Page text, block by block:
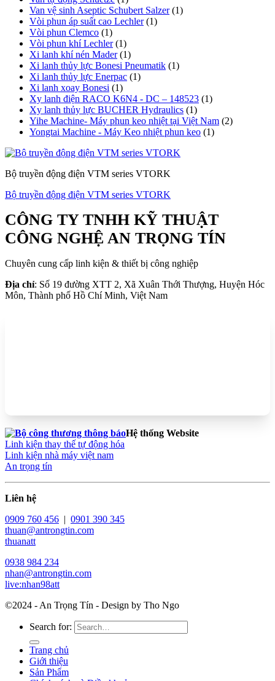
Van vệ sinh Aseptic Schubert Salzer (1)
Vòi phun áp suất cao Lechler (1)
Vòi phun Clemco (1)
Vòi phun khí Lechler (1)
Xi lanh khí nén Mader (1)
Xi lanh thủy lực Bonesi Pneumatik (1)
Xi lanh thủy lực Enerpac (1)
Xi lanh xoay Bonesi (1)
Xy lanh điện RACO K6N4 - DC – 148523 (1)
Xy lanh thủy lực BUCHER Hydraulics (1)
Yihe Machine- Máy phun keo nhiệt tại Việt Nam (2)
Yongtai Machine - Máy Keo nhiệt phun keo (1)
Bộ truyền động điện VTM series VTORK
Bộ truyền động điện VTM series VTORK
CÔNG TY TNHH KỸ THUẬT
CÔNG NGHỆ AN TRỌNG TÍN
Chuyên cung cấp linh kiện & thiết bị công nghiệp
Địa chỉ: Số 19 đường XTT 2, Xã Xuân Thới Thượng, Huyện Hóc
Môn, Thành phố Hồ Chí Minh, Việt Nam
Hệ thống Website
Linh kiện thay thế tự động hóa
Linh kiện nhà máy việt nam
An trọng tín
Liên hệ
0909 760 456 | 0901 390 345
thuan@antrongtin.com
thuanatt
0938 984 234
nhan@antrongtin.com
live:nhan98att
©2024 - An Trọng Tín - Design by Tho Ngo
Search for:
Trang chủ
Giới thiệu
Sản Phẩm